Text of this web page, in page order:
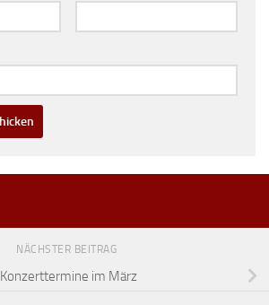
NÄCHSTER BEITRAG
Konzerttermine im März